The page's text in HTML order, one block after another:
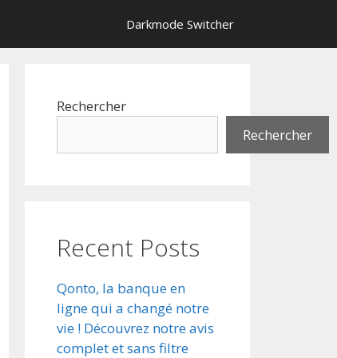
Darkmode Switcher
Rechercher
Rechercher
Recent Posts
Qonto, la banque en
ligne qui a changé notre
vie ! Découvrez notre avis
complet et sans filtre